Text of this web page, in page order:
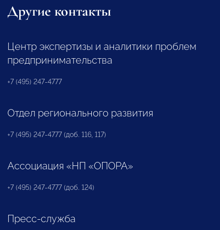
Другие контакты
Центр экспертизы и аналитики проблем
предпринимательства
+7 (495) 247-4777
Отдел регионального развития
+7 (495) 247-4777 (доб. 116, 117)
Ассоциация «НП «ОПОРА»
+7 (495) 247-4777 (доб. 124)
Пресс-служба